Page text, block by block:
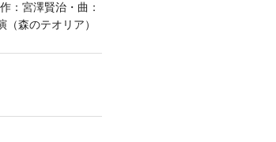
：宮澤賢治・曲：
森のテオリア）